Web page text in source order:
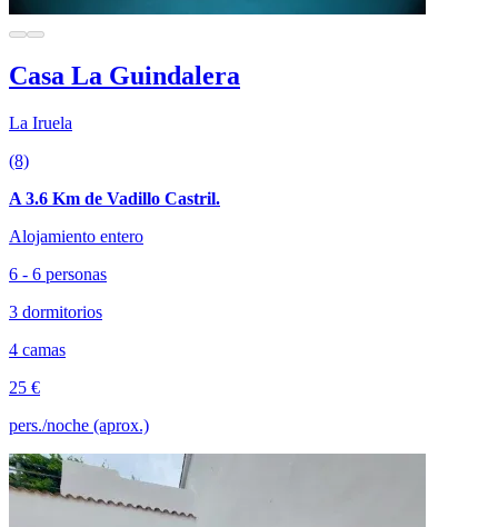
Casa La Guindalera
La Iruela
(8)
A 3.6 Km de Vadillo Castril.
Alojamiento entero
6 - 6 personas
3 dormitorios
4 camas
25 €
pers./noche (aprox.)